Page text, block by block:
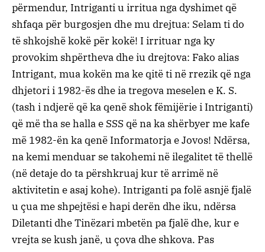
përmendur, Intriganti u irritua nga dyshimet që
shfaqa për burgosjen dhe mu drejtua: Selam ti do
të shkojshë kokë për kokë! I irrituar nga ky
provokim shpërtheva dhe iu drejtova: Fako alias
Intrigant, mua kokën ma ke qitë ti në rrezik që nga
dhjetori i 1982-ës dhe ia tregova meselen e K. S.
(tash i ndjerë që ka qenë shok fëmijërie i Intriganti)
që më tha se halla e SSS që na ka shërbyer me kafe
më 1982-ën ka qenë Informatorja e Jovos! Ndërsa,
na kemi menduar se takohemi në ilegalitet të thellë
(në detaje do ta përshkruaj kur të arrimë në
aktivitetin e asaj kohe). Intriganti pa folë asnjë fjalë
u çua me shpejtësi e hapi derën dhe iku, ndërsa
Diletanti dhe Tinëzari mbetën pa fjalë dhe, kur e
vrejta se kush janë, u çova dhe shkova. Pas